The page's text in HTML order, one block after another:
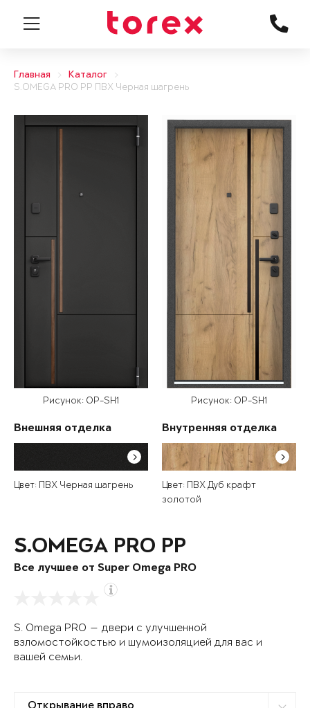
Главная
Каталог
S.OMEGA PRO PP ПВХ Черная шагрень
Рисунок: OP-SH1
Внешняя отделка
Цвет: ПВХ Черная шагрень
Рисунок: OP-SH1
Внутренняя отделка
Цвет: ПВХ Дуб крафт
золотой
S.OMEGA PRO PP
Все лучшее от Super Omega PRO
S. Omega PRO — двери с улучшенной
взломостойкостью и шумоизоляцией для вас и
вашей семьи.